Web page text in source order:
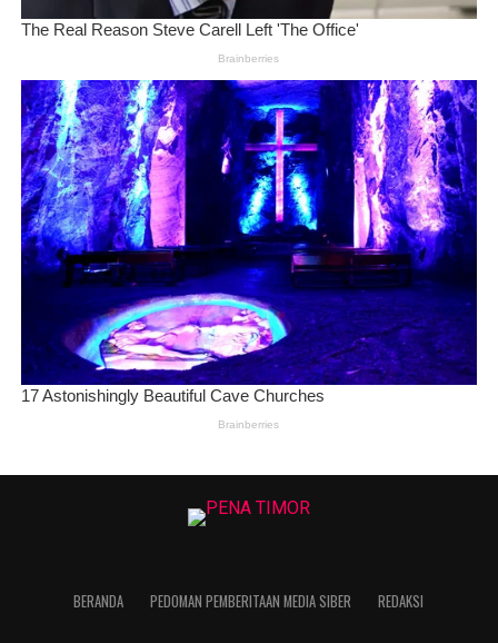
BERANDA PEDOMAN PEMBERITAAN MEDIA SIBER REDAKSI